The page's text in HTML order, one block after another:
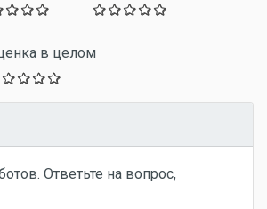
в целом
Ответьте на вопрос,